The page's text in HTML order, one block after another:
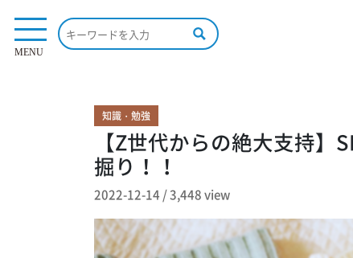
MENU
知識・勉強
【Z世代からの絶大支持
掘り！！
2022-12-14 /3,448 view